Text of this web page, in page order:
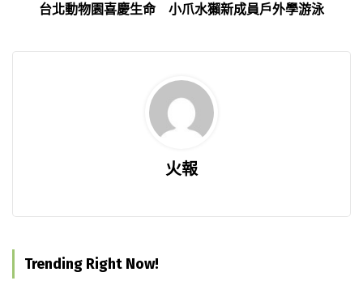
台北動物園喜慶生命 小爪水獺新成員戶外學游泳
火報
Trending Right Now!